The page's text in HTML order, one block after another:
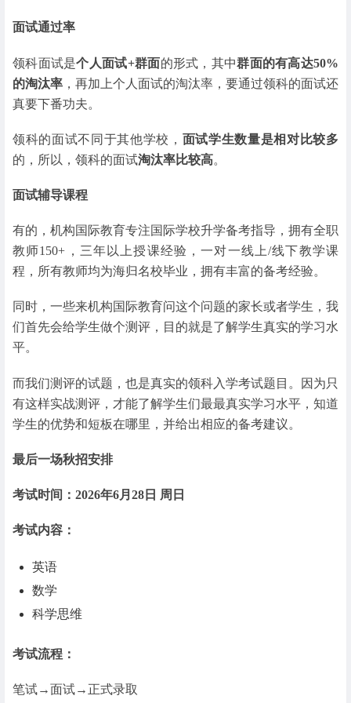
面试通过率
领科面试是个人面试+群面的形式，其中群面的有高达50%
的淘汰率 ，再加上个人面试的淘汰率，要通过领科的面试还
真要下番功夫。
领科的面试不同于其他学校， 面试学生数量是相对比较多
的，所以，领科的面试淘汰率比较高。
面试辅导课程
有的，机构国际教育专注国际学校升学备考指导，拥有全职
教师150+，三年以上授课经验，一对一线上/线下教学课
程，所有教师均为海归名校毕业，拥有丰富的备考经验。
同时，一些来机构国际教育问这个问题的家长或者学生，我
们首先会给学生做个测评，目的就是了解学生真实的学习水
平。
而我们测评的试题，也是真实的领科入学考试题目。因为只
有这样实战测评，才能了解学生们最最真实学习水平，知道
学生的优势和短板在哪里，并给出相应的备考建议。
最后一场秋招安排
考试时间：2026年6月28日 周日
考试内容：
英语
数学
科学思维
考试流程：
笔试→面试→正式录取